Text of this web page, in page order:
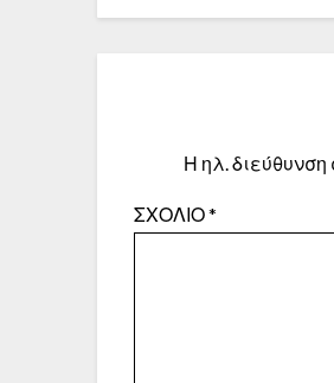
Η ηλ.
ΣΧΌΛΙΟ*